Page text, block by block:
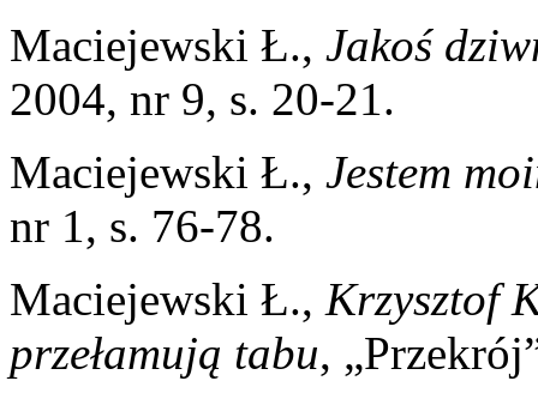
Maciejewski Ł., Jakoś
2004, nr 9, s. 20-21.
Maciejewski Ł., Jestem
nr 1, s. 76-78.
Maciejewski Ł., Krzysztof
przełamują tabu,